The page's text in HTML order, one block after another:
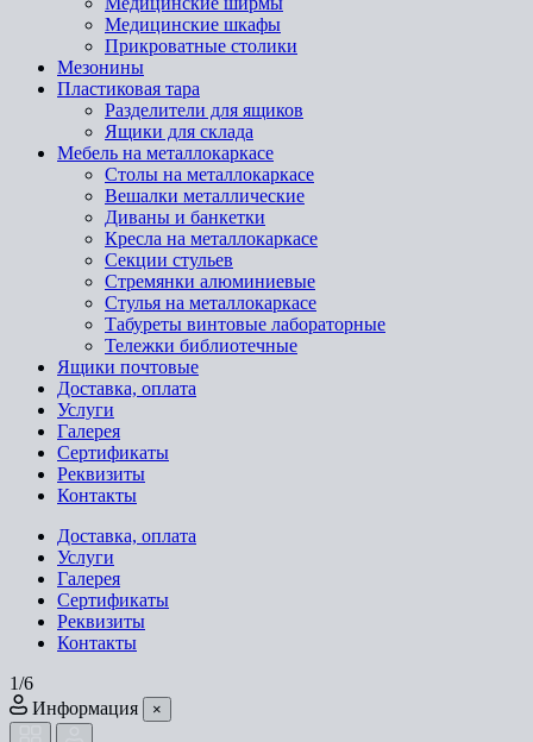
Медицинские шкафы
Прикроватные столики
Мезонины
Пластиковая тара
Разделители для ящиков
Ящики для склада
Мебель на металлокаркасе
Cтолы на металлокаркасе
Вешалки металлические
Диваны и банкетки
Кресла на металлокаркасе
Секции стульев
Стремянки алюминиевые
Стулья на металлокаркасе
Табуреты винтовые лабораторные
Тележки библиотечные
Ящики почтовые
Доставка, оплата
Услуги
Галерея
Сертификаты
Реквизиты
Контакты
Доставка, оплата
Услуги
Галерея
Сертификаты
Реквизиты
Контакты
1/6
Информация
×